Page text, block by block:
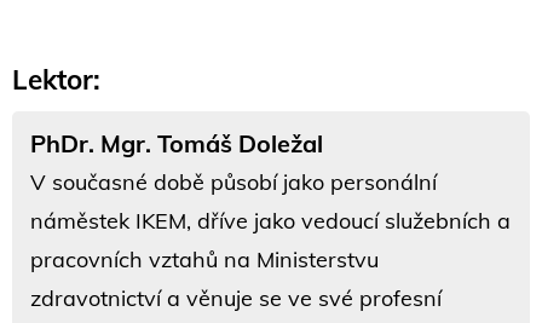
Lektor:
PhDr. Mgr. Tomáš Doležal
V současné době působí jako personální
náměstek IKEM, dříve jako vedoucí služebních a
pracovních vztahů na Ministerstvu
zdravotnictví a věnuje se ve své profesní